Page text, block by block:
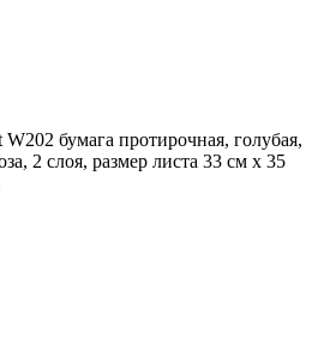
бумага протирочная, голубая,
2 слоя, размер листа 33 см х 35